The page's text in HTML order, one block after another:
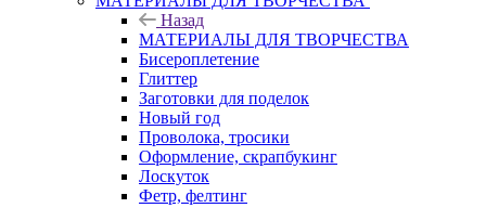
Назад
МАТЕРИАЛЫ ДЛЯ ТВОРЧЕСТВА
Бисероплетение
Глиттер
Заготовки для поделок
Новый год
Проволока, тросики
Оформление, скрапбукинг
Лоскуток
Фетр, фелтинг